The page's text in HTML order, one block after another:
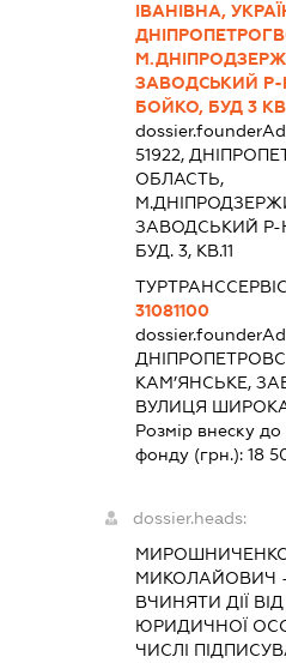
ІВАНІВНА,
ЗАВОДСЬКИЙ Р-
БОЙКО, БУД 3 КВ
51922,
ОБЛАСТЬ,
ЗАВОДСЬКИЙ Р-
БУД. 3, КВ.11
ТУРТРАНССЕРВІС
31081100
КАМ’ЯНСЬКЕ,
ВУЛИЦЯ
Розмір внеску до
фонду (грн.):18
dossier.heads:
МИКОЛАЙОВИЧ
ВЧИНЯТИ ДІЇ ВІД
ЮРИДИЧНОЇ
ЧИСЛІ